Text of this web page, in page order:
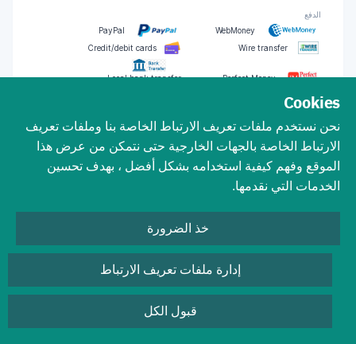
الدفع
WebMoney
PayPal
Wire transfer
Credit/debit cards
Perfect Money
Local bank transfer
Bitcoin
Tron
Binance Coin (BNB)
الولايات المتحدة
-
-
Cookies
نحن نستخدم ملفات تعريف الارتباط الخاصة بنا وملفات تعريف
الارتباط الخاصة بالجهات الخارجية حتى نتمكن من عرض هذا
الموقع وفهم كيفية استخدامه بشكل أفضل ، بهدف تحسين
الخدمات التي نقدمها.
خذ الضرورة
إدارة ملفات تعريف الارتباط
قبول الكل